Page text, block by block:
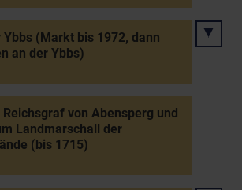
(Markt bis 1972, dann
an der Ybbs)
von Abensperg und
Landmarschall der
(bis 1715)